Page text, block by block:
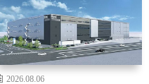
2026.08.06